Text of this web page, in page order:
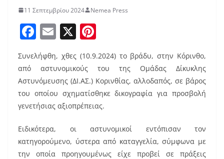
11 Σεπτεμβρίου 2024 Nemea Press
F
a
c
e
b
o
o
k
E
m
ai
l
X
er
e
st
Συνελήφθη, χθες (10.9.2024) το βράδυ, στην Κόρινθο,
από αστυνομικούς του της Ομάδας Δίκυκλης
Αστυνόμευσης (ΔΙ.ΑΣ.) Κορινθίας, αλλοδαπός, σε βάρος
του οποίου σχηματίσθηκε δικογραφία για προσβολή
γενετήσιας αξιοπρέπειας.
Ειδικότερα, οι αστυνομικοί εντόπισαν τον
κατηγορούμενο, ύστερα από καταγγελία, σύμφωνα με
την οποία προηγουμένως είχε προβεί σε πράξεις